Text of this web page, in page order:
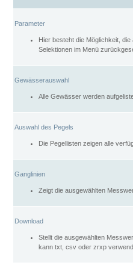
Parameter
Hier besteht die Möglichkeit,
Selektionen im Menü
Gewässerauswahl
Alle Gewässer werden
Auswahl des Pegels
Die Pegellisten zeigen alle
Ganglinien
Zeigt die ausgewählten
Download
Stellt die ausgewählten
kann txt, csv oder zrxp